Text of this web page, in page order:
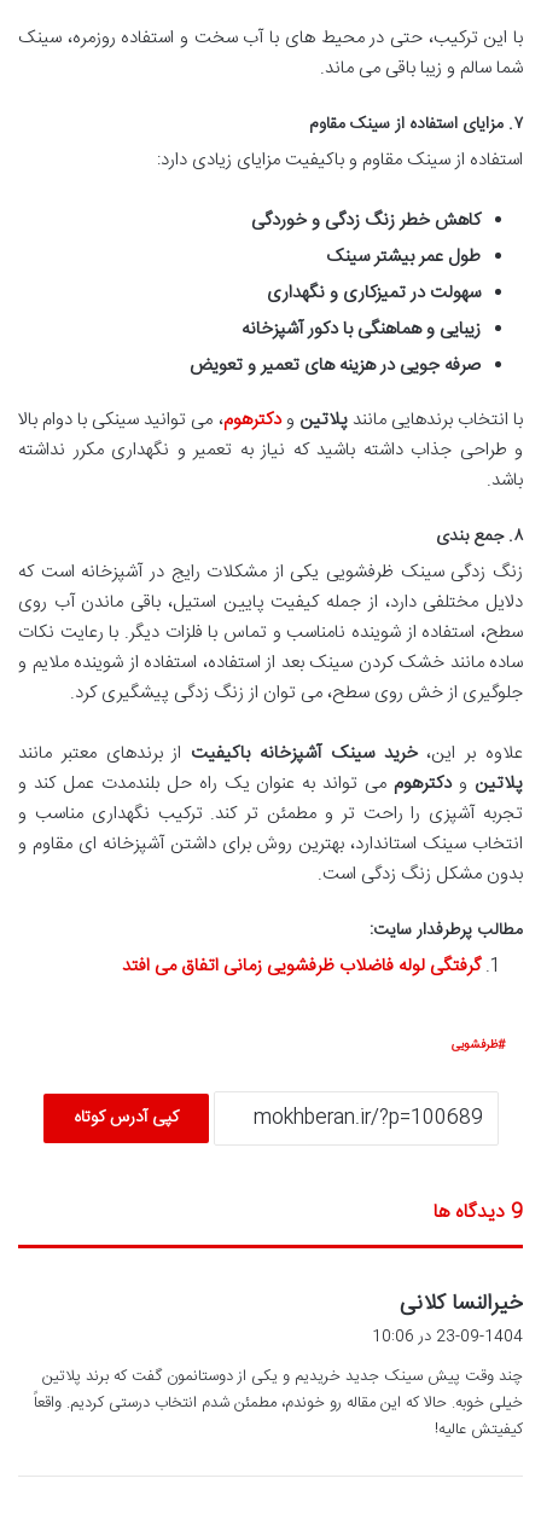
با این ترکیب، حتی در محیط های با آب سخت و استفاده روزمره، سینک
شما سالم و زیبا باقی می ماند.
۷. مزایای استفاده از سینک مقاوم
استفاده از سینک مقاوم و باکیفیت مزایای زیادی دارد:
کاهش خطر زنگ زدگی و خوردگی
طول عمر بیشتر سینک
سهولت در تمیزکاری و نگهداری
زیبایی و هماهنگی با دکور آشپزخانه
صرفه جویی در هزینه های تعمیر و تعویض
با انتخاب برندهایی مانندپلاتین ودکترهوم، می توانید سینکی با دوام بالا
و طراحی جذاب داشته باشید که نیاز به تعمیر و نگهداری مکرر نداشته
باشد.
۸. جمع بندی
زنگ زدگی سینک ظرفشویی یکی از مشکلات رایج در آشپزخانه است که
دلایل مختلفی دارد، از جمله کیفیت پایین استیل، باقی ماندن آب روی
سطح، استفاده از شوینده نامناسب و تماس با فلزات دیگر. با رعایت نکات
ساده مانند خشک کردن سینک بعد از استفاده، استفاده از شوینده ملایم و
جلوگیری از خش روی سطح، می توان از زنگ زدگی پیشگیری کرد.
علاوه بر این،خرید سینک آشپزخانه باکیفیت از برندهای معتبر مانند
پلاتین ودکترهوم می تواند به عنوان یک راه حل بلندمدت عمل کند و
تجربه آشپزی را راحت تر و مطمئن تر کند. ترکیب نگهداری مناسب و
انتخاب سینک استاندارد، بهترین روش برای داشتن آشپزخانه ای مقاوم و
بدون مشکل زنگ زدگی است.
مطالب پرطرفدار سایت:
گرفتگی لوله فاضلاب ظرفشویی زمانی اتفاق می افتد
ظرفشویی
کپی آدرس کوتاه
‫9 دیدگاه ها
خیرالنسا کلانی
ف
:
23-09-1404 در 10:06
چند وقت پیش سینک جدید خریدیم و یکی از دوستانمون گفت که برند پلاتین
خیلی خوبه. حالا که این مقاله رو خوندم، مطمئن شدم انتخاب درستی کردیم. واقعاً
کیفیتش عالیه!